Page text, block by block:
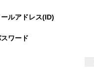
ールアドレス(ID)
ワード